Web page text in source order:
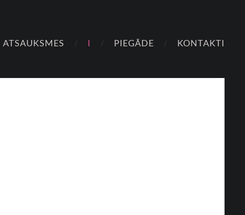
ATSAUKSMES I PIEGĀDE KONTAKTI